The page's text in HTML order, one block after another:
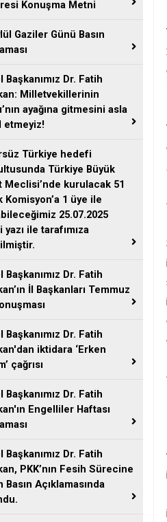
Konuşma Metni
Gaziler Günü Basın
Başkanımız Dr. Fatih
Milletvekillerinin
ayağına gitmesini asla
etmeyiz!
Türkiye hedefi
Türkiye Büyük
Meclisi’nde kurulacak 51
Komisyon’a 1 üye ile
25.07.2025
ile tarafımıza
Başkanımız Dr. Fatih
İl Başkanları Temmuz
Başkanımız Dr. Fatih
iktidara ‘Erken
çağrısı
Başkanımız Dr. Fatih
Engelliler Haftası
Başkanımız Dr. Fatih
PKK’nın Fesih Sürecine
Basın Açıklamasında